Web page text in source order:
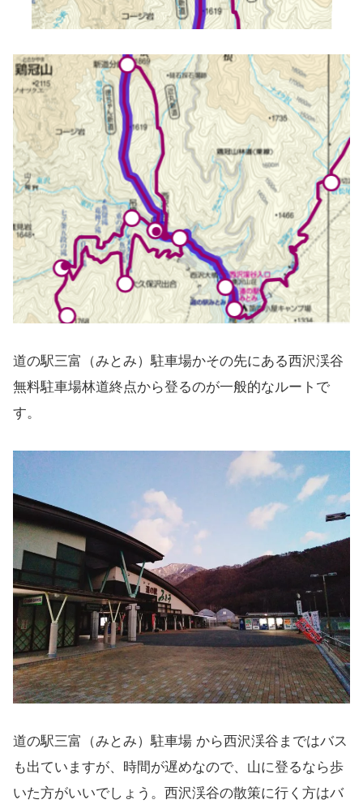
道の駅三富（みとみ）駐車場かその先にある西沢渓谷
無料駐車場林道終点から登るのが一般的なルートで
す。
道の駅三富（みとみ）駐車場 から西沢渓谷まではバス
も出ていますが、時間が遅めなので、山に登るなら歩
いた方がいいでしょう。西沢渓谷の散策に行く方はバ